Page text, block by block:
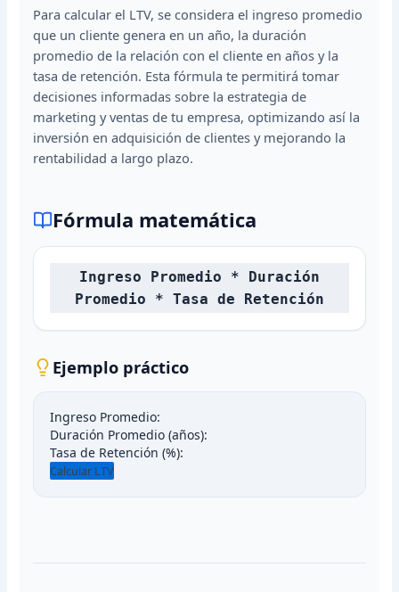
Para calcular el LTV, se considera el ingreso promedio
que un cliente genera en un año, la duración
promedio de la relación con el cliente en años y la
tasa de retención. Esta fórmula te permitirá tomar
decisiones informadas sobre la estrategia de
marketing y ventas de tu empresa, optimizando así la
inversión en adquisición de clientes y mejorando la
rentabilidad a largo plazo.
Fórmula matemática
Ingreso Promedio * Duración
Promedio * Tasa de Retención
Ejemplo práctico
Ingreso Promedio:
Duración Promedio (años):
Tasa de Retención (%):
Calcular LTV